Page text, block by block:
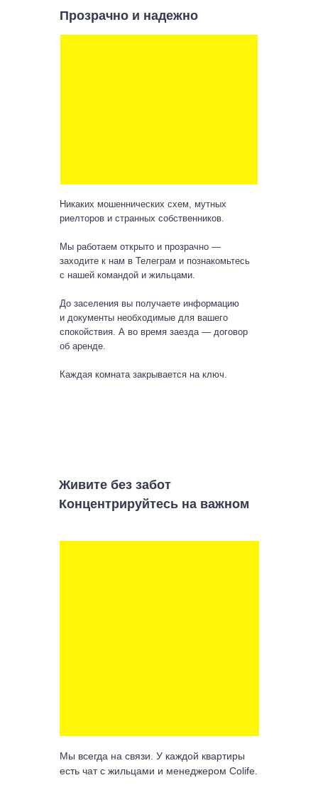
Прозрачно и надежно
Никаких мошеннических схем, мутных
риелторов и странных собственников.
Мы работаем открыто и прозрачно —
заходите к нам в Телеграм и познакомьтесь
с нашей командой и жильцами.
До заселения вы получаете информацию
и документы необходимые для вашего
спокойствия. А во время заезда — договор
об аренде.
Каждая комната закрывается на ключ.
Живите без забот
Концентрируйтесь на важном
Мы всегда на связи. У каждой квартиры
есть чат с жильцами и менеджером Colife.